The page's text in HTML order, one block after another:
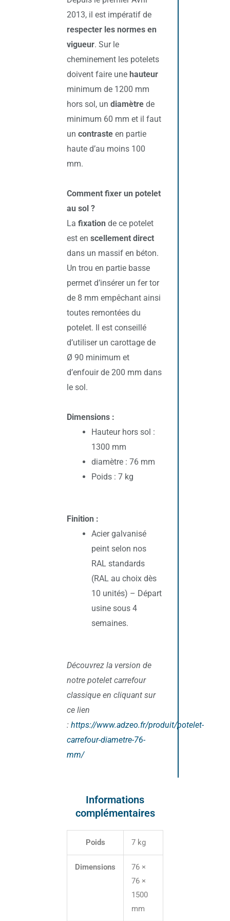
2013, il est impératif de
respecter les normes en
vigueur. Sur le
cheminement les potelets
doivent faire une hauteur
minimum de 1200 mm
hors sol, un diamètre de
minimum 60 mm et il faut
un contraste en partie
haute d’au moins 100
mm.
Comment fixer un potelet
au sol ?
La fixation de ce potelet
est en scellement direct
dans un massif en béton.
Un trou en partie basse
permet d’insérer un fer tor
de 8 mm empêchant ainsi
toutes remontées du
potelet. Il est conseillé
d’utiliser un carottage de
Ø 90 minimum et
d’enfouir de 200 mm dans
le sol.
Dimensions :
Hauteur hors sol :
1300 mm
diamètre : 76 mm
Poids : 7 kg
Finition :
Acier galvanisé
peint selon nos
RAL standards
(RAL au choix dès
10 unités) – Départ
usine sous 4
semaines.
Découvrez la version de
notre potelet carrefour
classique en cliquant sur
ce lien
: https://www.adzeo.fr/produit/potelet-
carrefour-diametre-76-
mm/
Informations
complémentaires
Poids 7 kg
Dimensions
76 ×
76 ×
1500
mm